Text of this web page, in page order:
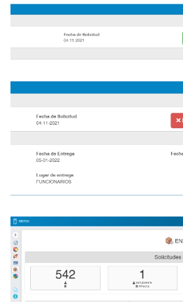
Ver Foto
Ver Foto